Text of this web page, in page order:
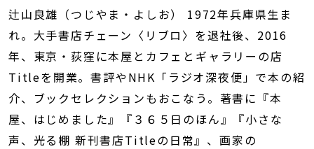
辻山良雄（つじやま・よしお） 1972年兵庫県生ま
れ。大手書店チェーン〈リブロ〉を退社後、2016
年、東京・荻窪に本屋とカフェとギャラリーの店
Titleを開業。書評やNHK「ラジオ深夜便」で本の紹
介、ブックセレクションもおこなう。著書に『本
屋、はじめました』『３６５日のほん』『小さな
声、光る棚 新刊書店Titleの日常』、画家の